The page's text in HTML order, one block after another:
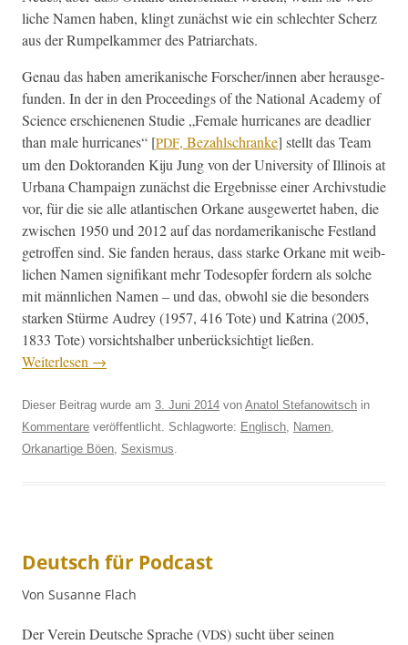
liche Namen haben, klingt zunächst wie ein schlechter Scherz
aus der Rumpelka­m­mer des Patriarchats.
Genau das haben amerikanis­che Forscher/innen aber her­aus­ge­
fun­den. In der in den Pro­ceed­ings of the Nation­al Acad­e­my of
Sci­ence erschiene­nen Studie „Female hur­ri­canes are dead­lier
than male hur­ri­canes“ [PDF, Bezahlschranke] stellt das Team
um den Dok­toran­den Kiju Jung von der Uni­ver­si­ty of Illi­nois at
Urbana Cham­paign zunächst die Ergeb­nisse ein­er Archivs­tudie
vor, für die sie alle atlantis­chen Orkane aus­gew­ertet haben, die
zwis­chen 1950 und 2012 auf das nor­damerikanis­che Fes­t­land
getrof­fen sind. Sie fan­den her­aus, dass starke Orkane mit weib­
lichen Namen sig­nifikant mehr Todes­opfer fordern als solche
mit männlichen Namen – und das, obwohl sie die beson­ders
starken Stürme Audrey (1957, 416 Tote) und Kat­ri­na (2005,
1833 Tote) vor­sicht­shal­ber unberück­sichtigt ließen.
Weit­er­lesen →
Dieser Beitrag wurde am 3. Juni 2014 von Anatol Stefanowitsch in
Kommentare veröffentlicht. Schlagworte: Englisch Namen
Orkanartige Böen Sexismus
Deutsch für Podcast
Von Susanne Flach
Der Vere­in Deutsche Sprache (VDS) sucht über seinen